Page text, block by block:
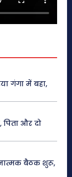
गंगा में बहा,
और दो
बैठक शुरू,